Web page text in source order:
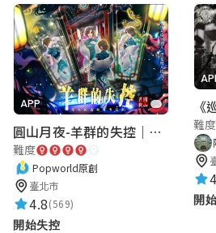
APP
圓山月夜-羊群的失控｜圓山飯店 ARG實境解謎遊戲
難度
Popworld原創
臺北市
4.8(569)
開始失控
難度
開